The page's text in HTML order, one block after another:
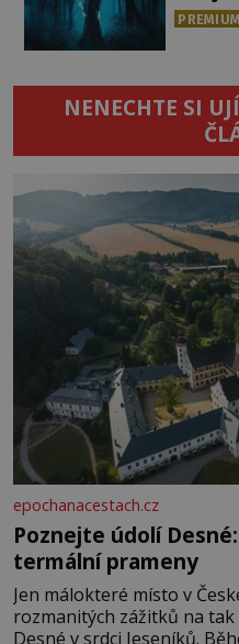
PREMIUM
NENECHTE SI
epochanacestach.cz
Poznejte údolí
termální prameny
Jen málokteré místo v
rozmanitých zážitků na
Desné v srdci Jeseníků.